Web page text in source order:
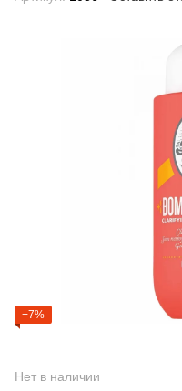
−7%
Нет в наличии